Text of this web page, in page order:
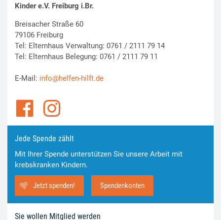
Kinder e.V. Freiburg i.Br.
Breisacher Straße 60
79106 Freiburg
Tel: Elternhaus Verwaltung: 0761 / 2111 79 14
Tel: Elternhaus Belegung: 0761 / 2111 79 11
E-Mail: info@helfen-hilft.de
Jede Spende zählt
Mit Ihrer Spende unterstützen Sie unsere Arbeit mit
krebskranken Kindern.
Jetzt spenden! Spendenkonten
Sie wollen Mitglied werden